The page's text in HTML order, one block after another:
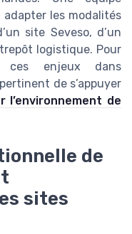
les modalités
site Seveso, d’un
logistique. Pour
ces enjeux dans
de s’appuyer
l’environnement de
de
sites